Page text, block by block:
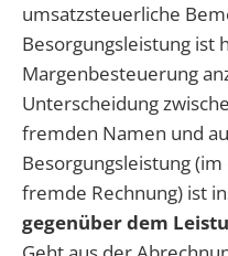
umsatzsteuerliche
Besorgungsleistung ist
Margenbesteuerung
Unterscheidung
fremden Namen und
Besorgungsleistung
fremde Rechnung) ist
gegenüber dem